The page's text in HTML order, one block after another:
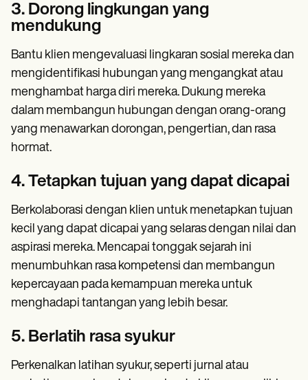
3. Dorong lingkungan yang
mendukung
Bantu klien mengevaluasi lingkaran sosial mereka dan
mengidentifikasi hubungan yang mengangkat atau
menghambat harga diri mereka. Dukung mereka
dalam membangun hubungan dengan orang-orang
yang menawarkan dorongan, pengertian, dan rasa
hormat.
4. Tetapkan tujuan yang dapat dicapai
Berkolaborasi dengan klien untuk menetapkan tujuan
kecil yang dapat dicapai yang selaras dengan nilai dan
aspirasi mereka. Mencapai tonggak sejarah ini
menumbuhkan rasa kompetensi dan membangun
kepercayaan pada kemampuan mereka untuk
menghadapi tantangan yang lebih besar.
5. Berlatih rasa syukur
Perkenalkan latihan syukur, seperti jurnal atau